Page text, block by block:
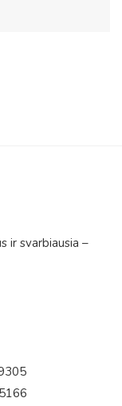
ir svarbiausia –